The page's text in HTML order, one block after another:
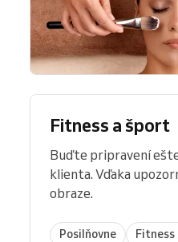
Fitness a šport
Buďte pripravení
klienta. Vďaka
obraze.
Posilňovne